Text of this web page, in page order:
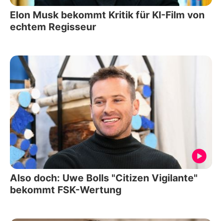
Elon Musk bekommt Kritik für KI-Film von
echtem Regisseur
Also doch: Uwe Bolls "Citizen Vigilante"
bekommt FSK-Wertung